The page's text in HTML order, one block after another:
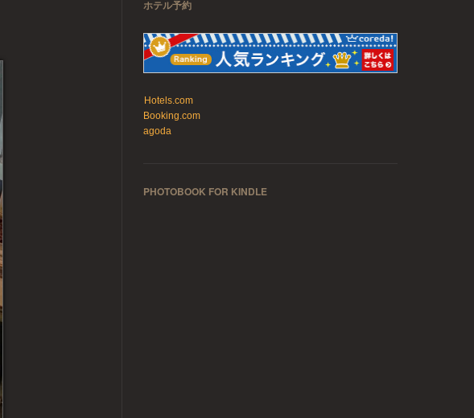
ホテル予約
Hotels.com
Booking.com
agoda
PHOTOBOOK FOR KINDLE